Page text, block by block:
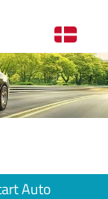
Auto